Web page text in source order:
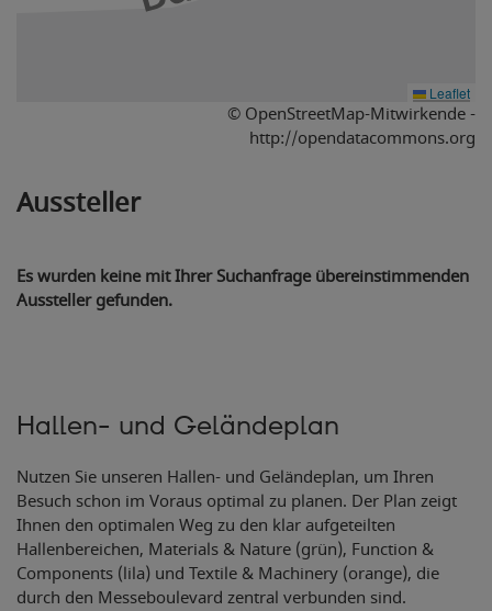
Leaflet
© OpenStreetMap-Mitwirkende -
http://opendatacommons.org
Aussteller
Es wurden keine mit Ihrer Suchanfrage übereinstimmenden
Aussteller gefunden.
Hallen- und Geländeplan
Nutzen Sie unseren Hallen- und Geländeplan, um Ihren
Besuch schon im Voraus optimal zu planen. Der Plan zeigt
Ihnen den optimalen Weg zu den klar aufgeteilten
Hallenbereichen, Materials & Nature (grün), Function &
Components (lila) und Textile & Machinery (orange), die
durch den Messeboulevard zentral verbunden sind.